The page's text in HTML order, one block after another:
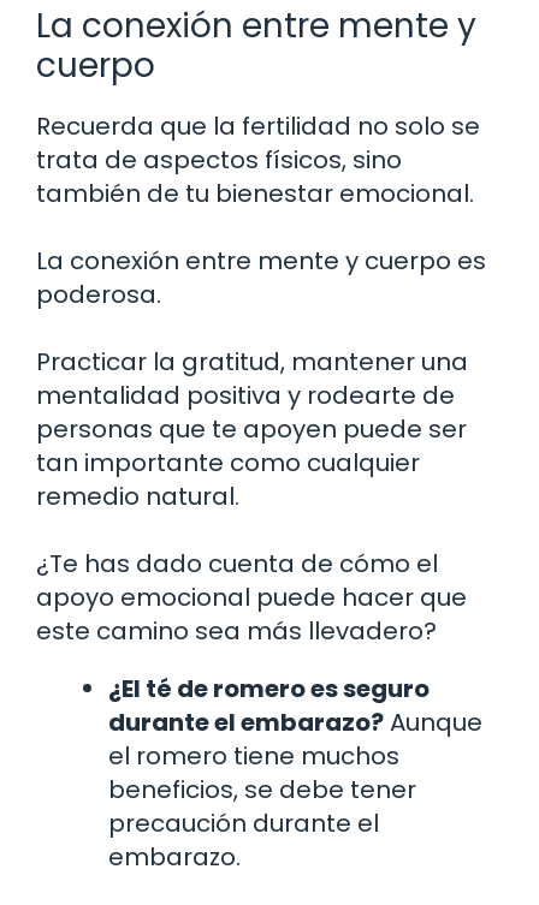
La conexión entre mente y
cuerpo
Recuerda que la fertilidad no solo se
trata de aspectos físicos, sino
también de tu bienestar emocional.
La conexión entre mente y cuerpo es
poderosa.
Practicar la gratitud, mantener una
mentalidad positiva y rodearte de
personas que te apoyen puede ser
tan importante como cualquier
remedio natural.
¿Te has dado cuenta de cómo el
apoyo emocional puede hacer que
este camino sea más llevadero?
¿El té de romero es seguro
durante el embarazo?Aunque
el romero tiene muchos
beneficios, se debe tener
precaución durante el
embarazo.